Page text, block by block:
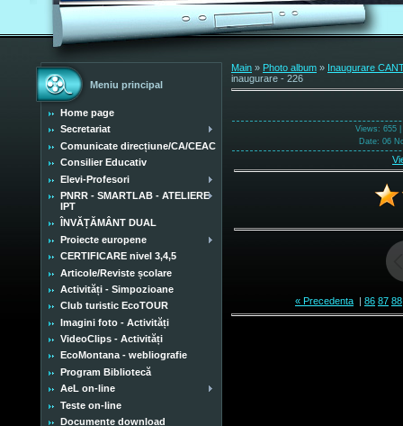
Meniu principal
Home page
Secretariat
Comunicate direcțiune/CA/CEAC
Consilier Educativ
Elevi-Profesori
PNRR - SMARTLAB - ATELIERE
IPT
ÎNVĂȚĂMÂNT DUAL
Proiecte europene
CERTIFICARE nivel 3,4,5
Articole/Reviste școlare
Activități - Simpozioane
Club turistic EcoTOUR
Imagini foto - Activități
VideoClips - Activități
EcoMontana - webliografie
Program Bibliotecă
AeL on-line
Teste on-line
Documente download
Main » Photo album » Inaugurare
inaugurare - 226
Views: 655 |
Date: 06
« Precedenta | 86 87 88